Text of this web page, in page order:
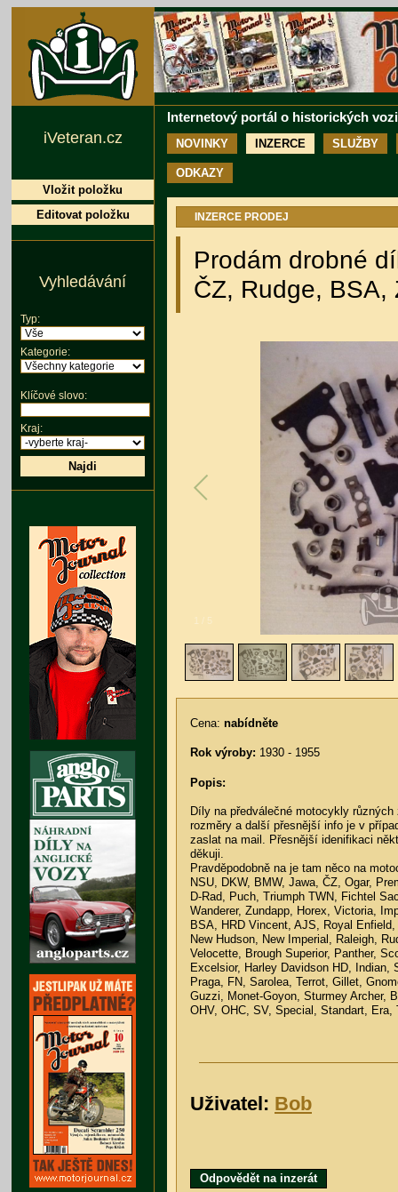
Internetový portál o historických
NOVINKY INZERCE SLUŽBY
ODKAZY
INZERCE PRODEJ
Prodám drobné
ČZ, Rudge, BSA,
/ 5
Cena: nabídněte
Rok výroby: 1930 - 1955
Popis:
Díly na předválečné motocykly
rozměry a další přesnější info je v
zaslat na mail. Přesnější idenifikaci
děkuji.
Pravděpodobně na je tam něco na
NSU, DKW, BMW, Jawa, ČZ, Ogar,
D-Rad, Puch, Triumph TWN, Fichtel
Wanderer, Zundapp, Horex, Victoria,
BSA, HRD Vincent, AJS, Royal
New Hudson, New Imperial, Raleigh,
Velocette, Brough Superior, Panther,
Excelsior, Harley Davidson HD, Indian,
Praga, FN, Sarolea, Terrot, Gillet,
Guzzi, Monet-Goyon, Sturmey Archer,
OHV, OHC, SV, Special, Standart, Era,
Uživatel: Bob
Odpovědět na inzerát
iVeteran.cz
Vložit položku
Editovat položku
Vyhledávání
Typ:
Kategorie:
Klíčové slovo:
Kraj:
Najdi